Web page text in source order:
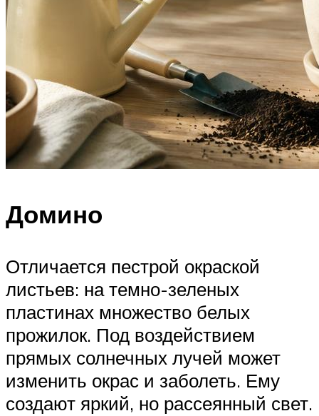
Домино
Отличается пестрой окраской
листьев: на темно-зеленых
пластинах множество белых
прожилок. Под воздействием
прямых солнечных лучей может
изменить окрас и заболеть. Ему
создают яркий, но рассеянный свет.